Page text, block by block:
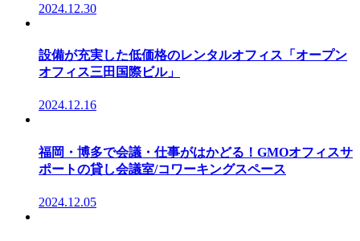
2024.12.30
設備が充実した低価格のレンタルオフィス「オープン
オフィス三田国際ビル」
2024.12.16
福岡・博多で会議・仕事がはかどる！GMOオフィスサ
ポートの貸し会議室/コワーキングスペース
2024.12.05